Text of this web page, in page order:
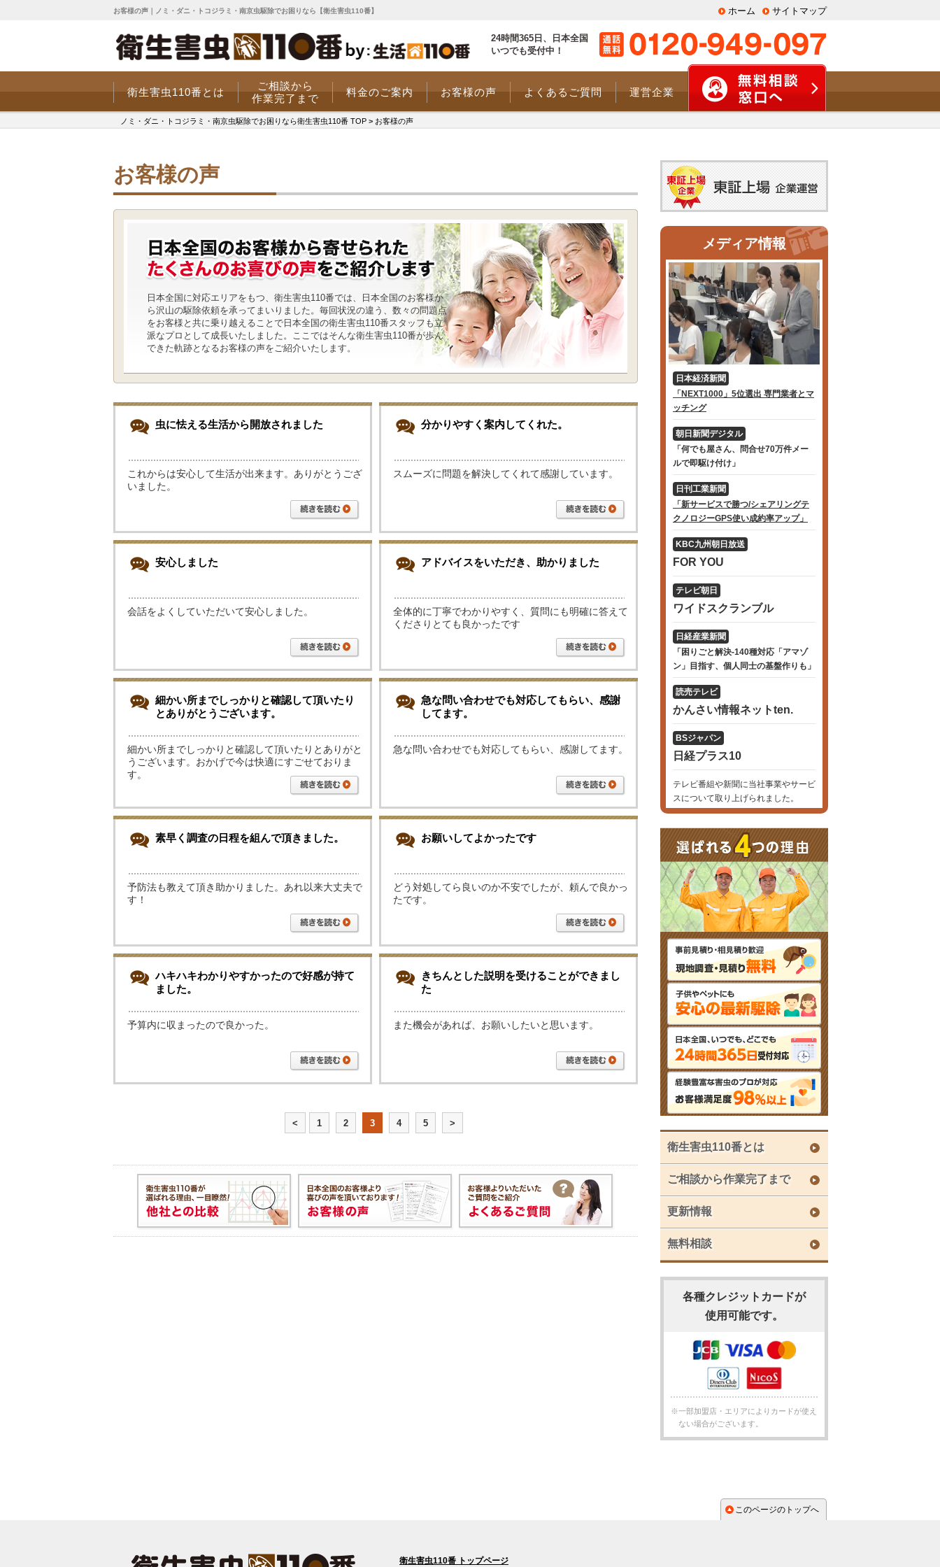
お客様の声｜ノミ・ダニ・トコジラミ・南京虫駆除でお困りなら【衛生害虫110番】 ホーム サイトマップ
24時間365日、
日本全国
いつでも受付中！
衛生害虫110番とは
ご相談から
作業完了まで
料金のご案内 お客様の声 よくあるご質問 運営企業
ノミ・ダニ・トコジラミ・南京虫駆除でお困りなら衛生害虫110番 TOP > お客様の声
お客様の声
日本全国に対応エリアをもつ、衛生害虫110番では、日本全国のお客様か
ら沢山の駆除依頼を承ってまいりました。毎回状況の違う、数々の問題点
をお客様と共に乗り越えることで日本全国の衛生害虫110番スタッフも立
派なプロとして成長いたしました。ここではそんな衛生害虫110番が歩ん
できた軌跡となるお客様の声をご紹介いたします。
虫に怯える生活から開放されました
これからは安心して生活が出来ます。ありがとうござ
いました。
分かりやすく案内してくれた。
スムーズに問題を解決してくれて感謝しています。
安心しました
会話をよくしていただいて安心しました。
アドバイスをいただき、助かりました
全体的に丁寧でわかりやすく、質問にも明確に答えて
くださりとても良かったです
細かい所までしっかりと確認して頂いたり
とありがとうございます。
細かい所までしっかりと確認して頂いたりとありがと
うございます。おかげで今は快適にすごせておりま
す。
急な問い合わせでも対応してもらい、感謝
してます。
急な問い合わせでも対応してもらい、感謝してます。
素早く調査の日程を組んで頂きました。
予防法も教えて頂き助かりました。あれ以来大丈夫で
す！
お願いしてよかったです
どう対処してら良いのか不安でしたが、頼んで良かっ
たです。
ハキハキわかりやすかったので好感が持て
ました。
予算内に収まったので良かった。
きちんとした説明を受けることができまし
た
また機会があれば、お願いしたいと思います。
< 1 2 3 4 5 >
メディア情報
日本経済新聞
「NEXT1000」5位選出 専門業者とマ
ッチング
朝日新聞デジタル
「何でも屋さん、問合せ70万件メー
ルで即駆け付け」
日刊工業新聞
「新サービスで勝つ/シェアリングテ
クノロジーGPS使い成約率アップ」
KBC九州朝日放送
FOR YOU
テレビ朝日
ワイドスクランブル
日経産業新聞
「困りごと解決-140種対応「アマゾ
ン」目指す、個人同士の基盤作りも」
読売テレビ
かんさい情報ネットten.
BSジャパン
日経プラス10
テレビ番組や新聞に当社事業やサービ
スについて取り上げられました。
衛生害虫110番とは
ご相談から作業完了まで
更新情報
無料相談
各種クレジットカードが
使用可能です。
※一部加盟店・エリアによりカードが使え
ない場合がございます。
衛生害虫110番 トップページ
このページのトップへ